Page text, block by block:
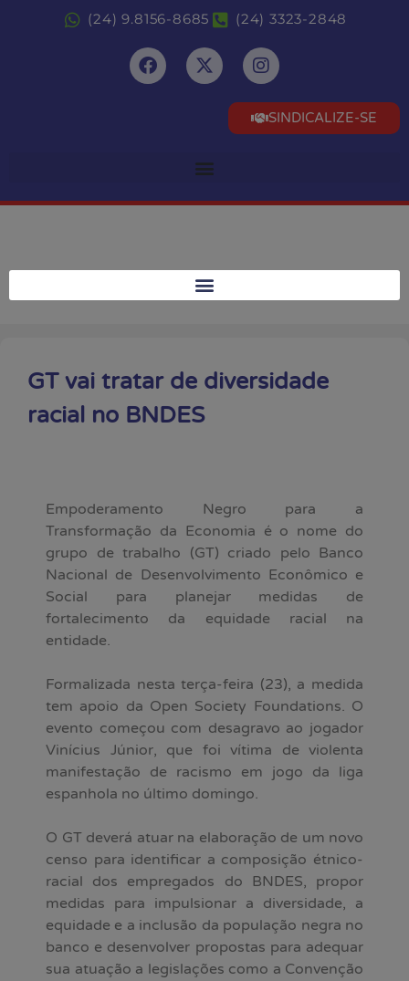
(24) 9.8156-8685 (24) 3323-2848
SINDICALIZE-SE
GT vai tratar de diversidade
racial no BNDES
Empoderamento Negro para a
Transformação da Economia é o nome do
grupo de trabalho (GT) criado pelo Banco
Nacional de Desenvolvimento Econômico e
Social para planejar medidas de
fortalecimento da equidade racial na
entidade.
Formalizada nesta terça-feira (23), a medida
tem apoio da Open Society Foundations. O
evento começou com desagravo ao jogador
Vinícius Júnior, que foi vítima de violenta
manifestação de racismo em jogo da liga
espanhola no último domingo.
O GT deverá atuar na elaboração de um novo
censo para identificar a composição étnico-
racial dos empregados do BNDES, propor
medidas para impulsionar a diversidade, a
equidade e a inclusão da população negra no
banco e desenvolver propostas para adequar
sua atuação a legislações como a Convenção